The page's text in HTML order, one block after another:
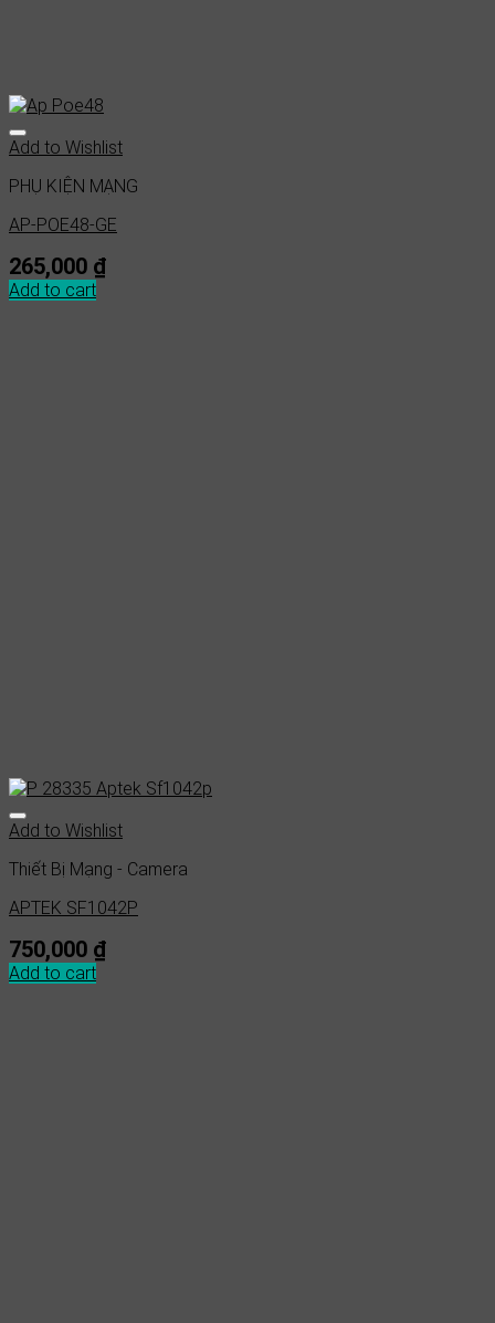
Add to Wishlist
PHỤ KIỆN MẠNG
AP-POE48-GE
265,000 ₫
Add to cart
Add to Wishlist
Thiết Bị Mạng - Camera
APTEK SF1042P
750,000 ₫
Add to cart